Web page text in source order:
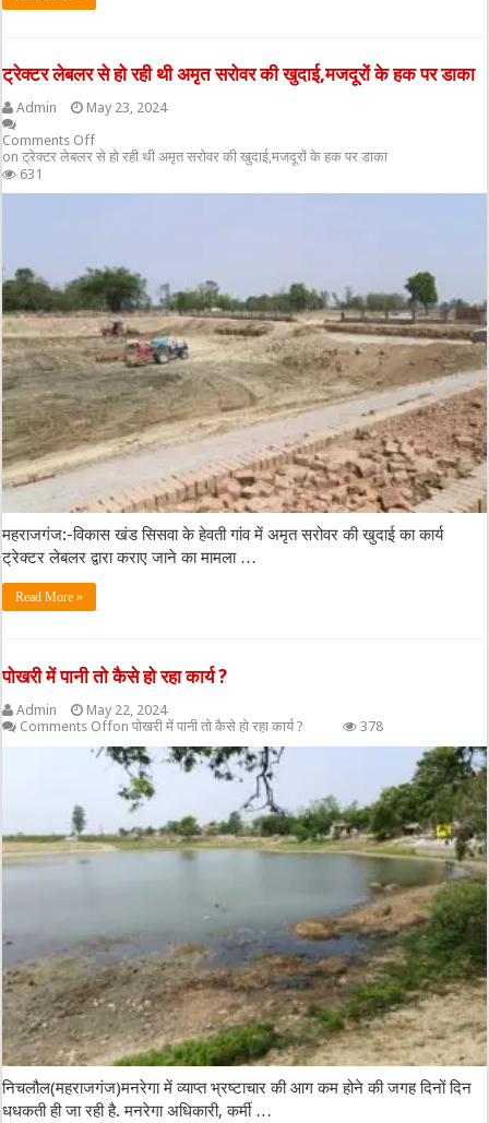
ट्रेक्टर लेबलर से हो रही थी अमृत सरोवर की खुदाई,मजदूरों के हक पर डाका
Admin
May 23, 2024
Comments Off
on ट्रेक्टर लेबलर से हो रही थी अमृत सरोवर की खुदाई,मजदूरों के हक पर डाका
631
महराजगंज:-विकास खंड सिसवा के हेवती गांव में अमृत सरोवर की खुदाई का कार्य
ट्रेक्टर लेबलर द्वारा कराए जाने का मामला …
Read More »
पोखरी में पानी तो कैसे हो रहा कार्य ?
Admin
May 22, 2024
Comments Offon पोखरी में पानी तो कैसे हो रहा कार्य ? 378
निचलौल(महराजगंज)मनरेगा में व्याप्त भ्रष्टाचार की आग कम होने की जगह दिनों दिन
धधकती ही जा रही है. मनरेगा अधिकारी, कर्मी …